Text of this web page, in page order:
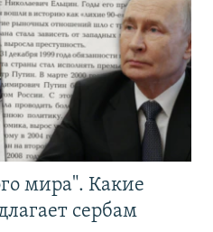
мира". Какие
сербам